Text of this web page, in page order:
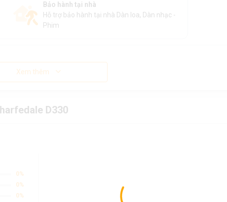
Bảo hành tại nhà
Hỗ trợ bảo hành tại nhà Dàn loa, Dàn nhạc -
Phim
Xem thêm
D330
0%
0%
0%